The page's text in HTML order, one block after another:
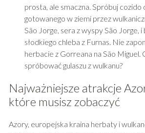
prosta, ale smaczna. Spróbuj cozido
gotowanego w ziemi przez
São Jorge, sera z wyspy São Jorge, i
słodkiego chleba z Furnas. Nie
herbacie z Gorreana na São Miguel.
spróbować gulaszu z wulkanu?
Najważniejsze atrakcje
które musisz zobaczyć
Azory, europejska kraina herbaty i